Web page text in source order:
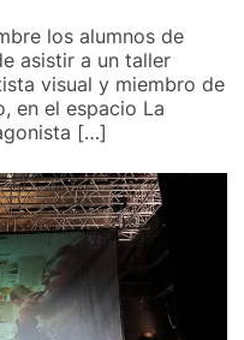
los alumnos de
asistir a un taller
visual y miembro de
en el espacio La
[…]